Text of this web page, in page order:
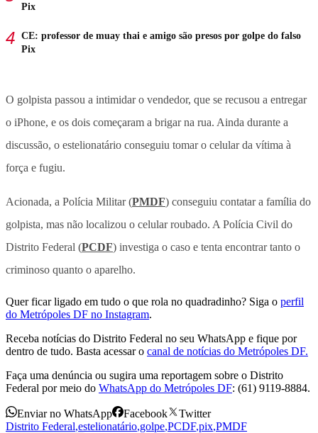
Pix
CE: professor de muay thai e amigo são presos por golpe do falso
Pix
O golpista passou a intimidar o vendedor, que se recusou a entregar
o iPhone, e os dois começaram a brigar na rua. Ainda durante a
discussão, o estelionatário conseguiu tomar o celular da vítima à
força e fugiu.
Acionada, a Polícia Militar (PMDF) conseguiu contatar a família do
golpista, mas não localizou o celular roubado. A Polícia Civil do
Distrito Federal (PCDF) investiga o caso e tenta encontrar tanto o
criminoso quanto o aparelho.
Quer ficar ligado em tudo o que rola no quadradinho? Siga o perfil
do Metrópoles DF no Instagram.
Receba notícias do Distrito Federal no seu WhatsApp e fique por
dentro de tudo. Basta acessar o canal de notícias do Metrópoles DF.
Faça uma denúncia ou sugira uma reportagem sobre o Distrito
Federal por meio do WhatsApp do Metrópoles DF: (61) 9119-8884.
Enviar no WhatsApp Facebook
Twitter
Distrito Federal,estelionatário,golpe,PCDF,pix,PMDF